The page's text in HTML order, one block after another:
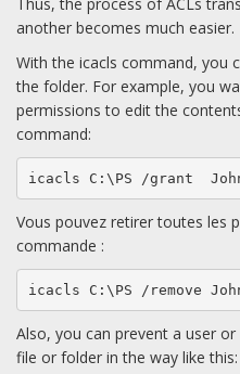
another becomes much easier.
With the icacls command, you
the folder. For example, you
permissions to edit the
command:
icacls C:\PS /grant
Vous pouvez retirer toutes les
commande :
icacls C:\PS /remove
Also, you can prevent a user
file or folder in the way like this: